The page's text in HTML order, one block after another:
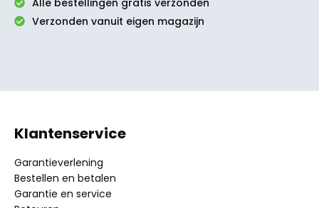
Alle bestellingen gratis verzonden
Verzonden vanuit eigen magazijn
Klantenservice
Garantieverlening
Bestellen en betalen
Garantie en service